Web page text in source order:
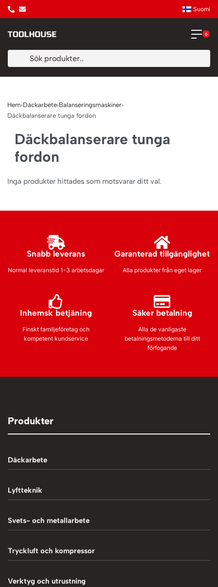
Suomi
0
Hem›Däckarbete›Balanseringsmaskiner›
Däckbalanserare tunga fordon
Däckbalanserare tunga
fordon
Inga produkter hittades som motsvarar ditt val.
Snabb leverans
Normal leveranstid 1-3 arbetsdagar
Garanterad tillgänglighet
Alla produkter från eget lager
Inhemsk betjäning
Finskt familjeföretag och
kompetent kundservice
Säker betalning
Alla de vanligaste
betalningsmetoderna till ditt
förfogande
Produkter
Däckarbete
Balanseringsmaskiner
Chockluftare
Däckmaskiner
Lyftteknik
1-Pelarlyft
4-Pelarlyft
Saxlyft - Låglyft
Svets- och metallarbete
Induktionsvärmare
Tryckluft och kompressor
Blästring
Verktyg och utrustning